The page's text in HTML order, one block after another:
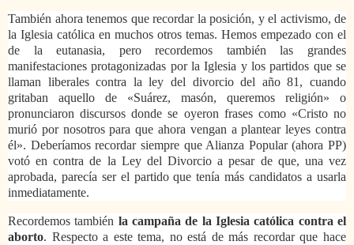
También ahora tenemos que recordar la posición, y el activismo, de
la Iglesia católica en muchos otros temas. Hemos empezado con el
de la eutanasia, pero recordemos también las grandes
manifestaciones protagonizadas por la Iglesia y los partidos que se
llaman liberales contra la ley del divorcio del año 81, cuando
gritaban aquello de «Suárez, masón, queremos religión» o
pronunciaron discursos donde se oyeron frases como «Cristo no
murió por nosotros para que ahora vengan a plantear leyes contra
él». Deberíamos recordar siempre que Alianza Popular (ahora PP)
votó en contra de la Ley del Divorcio a pesar de que, una vez
aprobada, parecía ser el partido que tenía más candidatos a usarla
inmediatamente.
Recordemos también la campaña de la Iglesia católica contra el
aborto. Respecto a este tema, no está de más recordar que hace